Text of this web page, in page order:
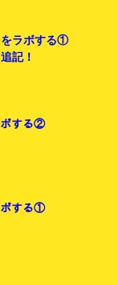
をラボする①
記！
ボする②
ボする①